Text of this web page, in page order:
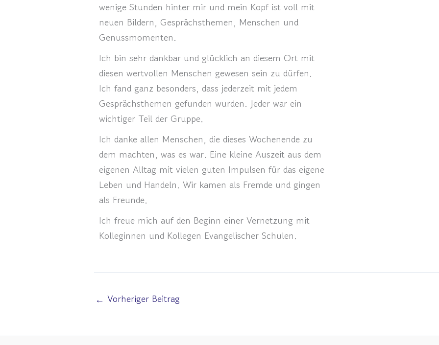
wenige Stunden hinter mir und mein Kopf ist voll mit
neuen Bildern, Gesprächsthemen, Menschen und
Genussmomenten.
Ich bin sehr dankbar und glücklich an diesem Ort mit
diesen wertvollen Menschen gewesen sein zu dürfen.
Ich fand ganz besonders, dass jederzeit mit jedem
Gesprächsthemen gefunden wurden. Jeder war ein
wichtiger Teil der Gruppe.
Ich danke allen Menschen, die dieses Wochenende zu
dem machten, was es war. Eine kleine Auszeit aus dem
eigenen Alltag mit vielen guten Impulsen für das eigene
Leben und Handeln. Wir kamen als Fremde und gingen
als Freunde.
Ich freue mich auf den Beginn einer Vernetzung mit
Kolleginnen und Kollegen Evangelischer Schulen.
← Vorheriger Beitrag